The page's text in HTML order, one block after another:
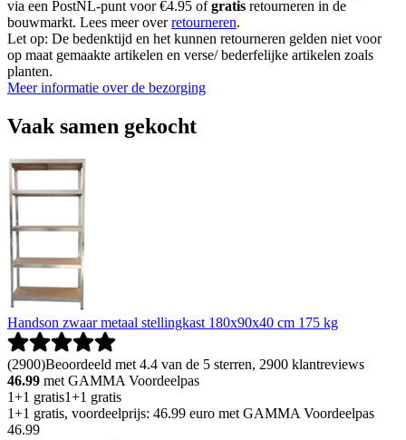
via een PostNL-punt voor €4.95 ofgratis retourneren in de
bouwmarkt. Lees meer overretourneren.
Let op: De bedenktijd en het kunnen retourneren gelden niet voor
op maat gemaakte artikelen en verse/ bederfelijke artikelen zoals
planten.
Meer informatie over de bezorging
Vaak samen gekocht
Handson zwaar metaal stellingkast 180x90x40 cm 175 kg
(2900)Beoordeeld met 4.4 van de 5 sterren, 2900 klantreviews
46.99 met GAMMA Voordeelpas
1+1 gratis1+1 gratis
1+1 gratis, voordeelprijs: 46.99 euro met GAMMA Voordeelpas
46.99